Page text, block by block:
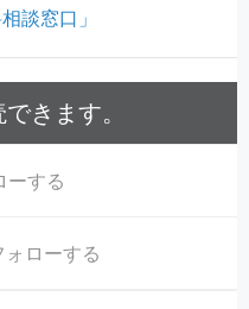
談窓口」
きます。
ーする
ォローする